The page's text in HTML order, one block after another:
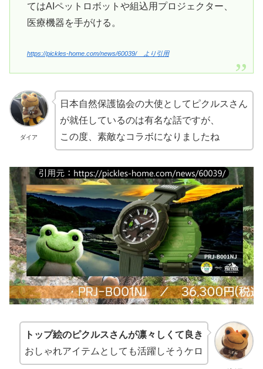
てはAIペットロボットや組込用プロジェクター、
医療機器を手がける。
https://pickles-home.com/news/60039/ より引用
ダイア
日本自然保護協会の大使としてピクルスさん
が就任しているのは有名な話ですが、
この度、素敵なコラボになりましたね
トップ絵のピクルスさんが凛々しくて良き
おしゃれアイテムとしても活躍しそうケロ